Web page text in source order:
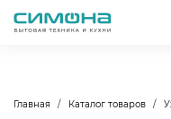
РАСПРОДАЖА
Главная Каталог товаров